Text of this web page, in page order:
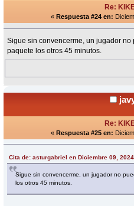
Re:
« Respuesta #24 en:
Sigue sin convencerme, un jugador
paquete los otros 45 minutos.
Re:
« Respuesta #25 en:
Cita de: asturgabriel en Diciembre 09,
Sigue sin convencerme, un jugador no
los otros 45 minutos.